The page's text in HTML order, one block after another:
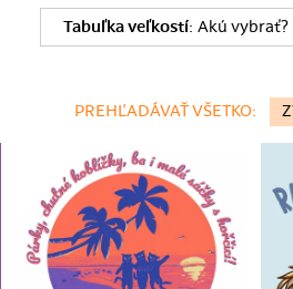
Tabuľka veľkostí: Akú vybrať?
PREHĽADÁVAŤ VŠETKO: